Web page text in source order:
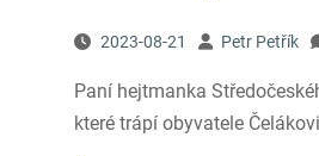
2023-08-21 Petr Petřík
Paní hejtmanka
které trápí obyvatele